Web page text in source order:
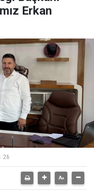
Erkan